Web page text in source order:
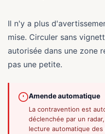
Il n'y a plus
mise. Circuler sans
autorisée dans une zone
pas une petite.
Amende automatique
La contravention est
déclenchée par un
lecture automatique